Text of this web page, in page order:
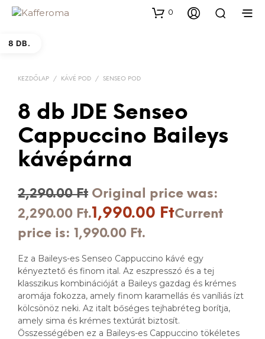
0
8 DB.
KEZDŐLAP / KÁVÉ POD / SENSEO POD
8 db JDE Senseo
Cappuccino Baileys
kávépárna
2,290.00Ft Original price was:
2,290.00 Ft.1,990.00 FtCurrent
price is: 1,990.00 Ft.
Ez a Baileys-es Senseo Cappuccino kávé egy
kényeztető és finom ital. Az eszpresszó és a tej
klasszikus kombinációját a Baileys gazdag és krémes
aromája fokozza, amely finom karamellás és vaníliás ízt
kölcsönöz neki. Az italt bőséges tejhabréteg borítja,
amely sima és krémes textúrát biztosít.
Összességében ez a Baileys-es Cappuccino tökéletes